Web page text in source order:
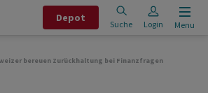
Depot
Suche Login Menu
bereuen Zurückhaltung bei Finanzfragen